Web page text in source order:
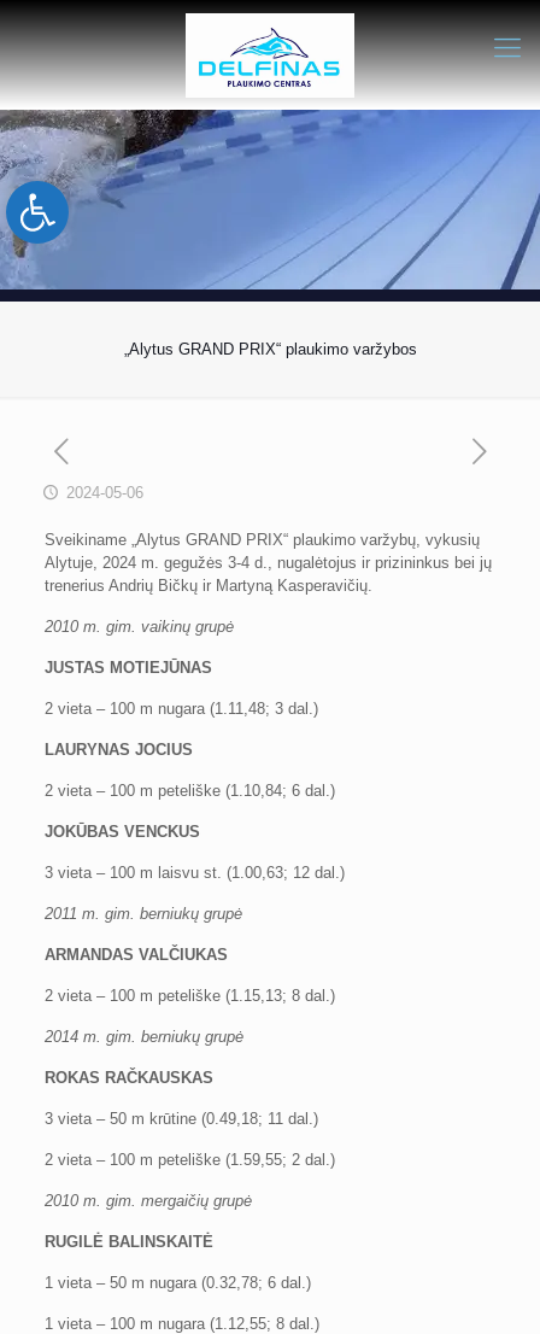
Open toolbar
„Alytus GRAND PRIX“ plaukimo varžybos
2024-05-06
Sveikiname „Alytus GRAND PRIX“ plaukimo varžybų, vykusių
Alytuje, 2024 m. gegužės 3-4 d., nugalėtojus ir prizininkus bei jų
trenerius Andrių Bičkų ir Martyną Kasperavičių.
2010 m. gim. vaikinų grupė
JUSTAS MOTIEJŪNAS
2 vieta – 100 m nugara (1.11,48; 3 dal.)
LAURYNAS JOCIUS
2 vieta – 100 m peteliške (1.10,84; 6 dal.)
JOKŪBAS VENCKUS
3 vieta – 100 m laisvu st. (1.00,63; 12 dal.)
2011 m. gim. berniukų grupė
ARMANDAS VALČIUKAS
2 vieta – 100 m peteliške (1.15,13; 8 dal.)
2014 m. gim. berniukų grupė
ROKAS RAČKAUSKAS
3 vieta – 50 m krūtine (0.49,18; 11 dal.)
2 vieta – 100 m peteliške (1.59,55; 2 dal.)
2010 m. gim. mergaičių grupė
RUGILĖ BALINSKAITĖ
1 vieta – 50 m nugara (0.32,78; 6 dal.)
1 vieta – 100 m nugara (1.12,55; 8 dal.)